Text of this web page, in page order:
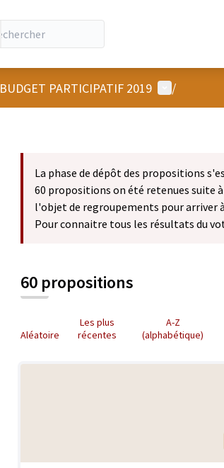
BUDGET PARTICIPATIF 2019 Menu
/
La phase de dépôt des propositions
60 propositions on été retenues suite
l'objet de regroupements pour arriver
Pour connaitre tous les résultats du
60 propositions
Aléatoire
Les plus
récentes
A-Z
(alphabétique)